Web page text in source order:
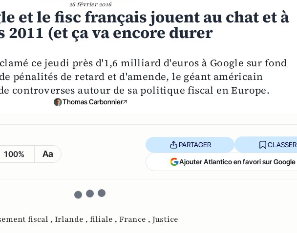
26 février 2016
et le fisc français jouent au chat et à
(et ça va encore durer
ce jeudi près d'1,6 milliard d'euros à Google sur fond
pénalités de retard et d'amende, le géant américain
controverses autour de sa politique fiscal en Europe.
Thomas Carbonnier
100% Aa
PARTAGER CLASSER
Ajouter Atlantico en favori sur Google
fiscal , Irlande , filiale , France , Justice